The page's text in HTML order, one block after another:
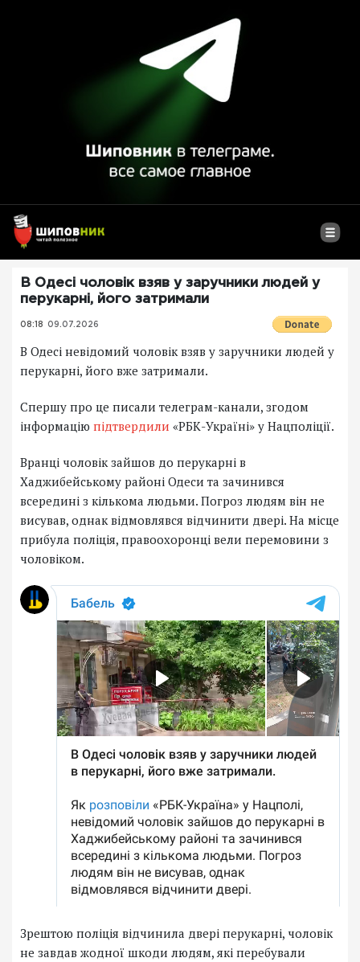
В Одесі чоловік взяв у заручники людей у
перукарні, його затримали
08:18 09.07.2026
В Одесі невідомий чоловік взяв у заручники людей у
перукарні, його вже затримали.
Спершу про це писали телеграм-канали, згодом
інформацію підтвердили «РБК-Україні» у Нацполіції.
Вранці чоловік зайшов до перукарні в
Хаджибейському районі Одеси та зачинився
всередині з кількома людьми. Погроз людям він не
висував, однак відмовлявся відчинити двері. На місце
прибула поліція, правоохоронці вели перемовини з
чоловіком.
Зрештою поліція відчинила двері перукарні, чоловік
не завдав жодної шкоди людям, які перебували